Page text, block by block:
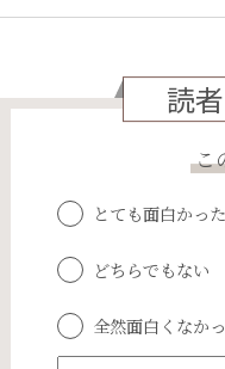
読
こ
とても面白かった
どちらでもない
全然面白くなか